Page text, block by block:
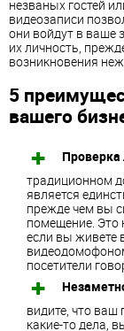
незваных гостей
видеозаписи
они войдут в ваше
их личность,
возникновения
5
вашего
Проверка
традиционном
является
прежде чем вы
помещение. Это
если вы живете
посетители
видите, что ваш
какие-то дела,